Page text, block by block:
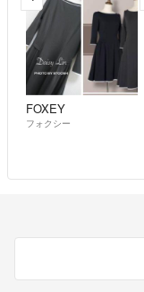
FOXEY
フォクシー